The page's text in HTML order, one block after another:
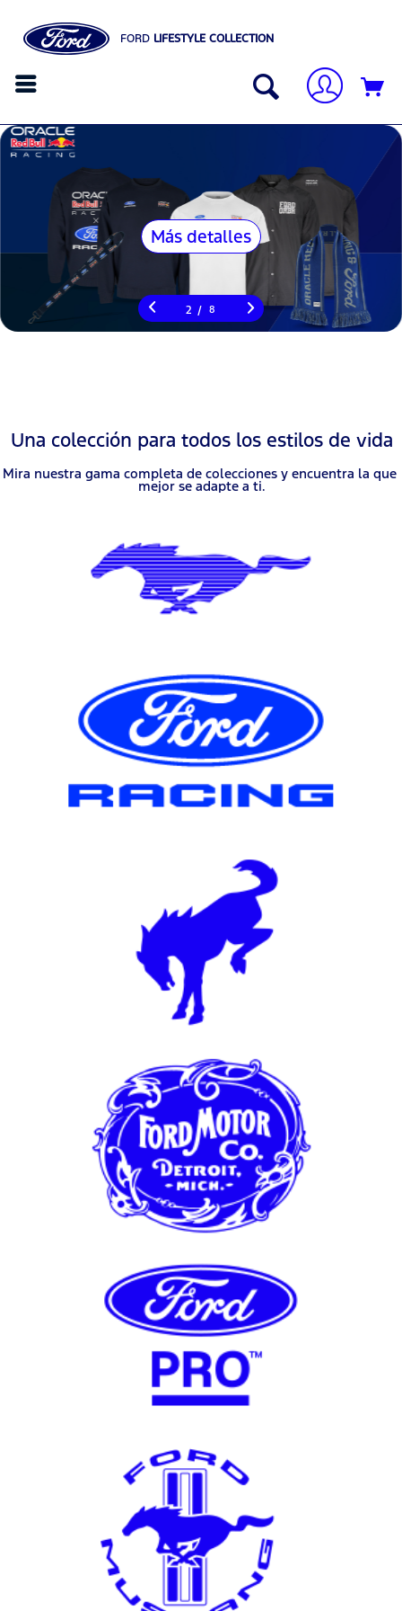
FORD LIFESTYLE COLLECTION
Más detalles
2 / 8
Una colección para todos los estilos de vida
Mira nuestra gama completa de colecciones y encuentra la que
mejor se adapte a ti.